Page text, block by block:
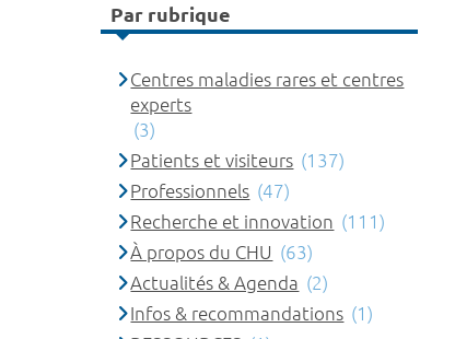
Par rubrique
Centres maladies rares et centres
experts
(3)
Patients et visiteurs (137)
Professionnels (47)
Recherche et innovation (111)
À propos du CHU (63)
Actualités & Agenda (2)
Infos & recommandations (1)